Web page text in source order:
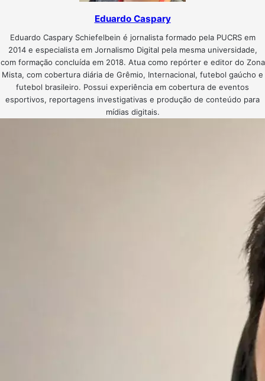
Eduardo Caspary
Eduardo Caspary Schiefelbein é jornalista formado pela PUCRS em
2014 e especialista em Jornalismo Digital pela mesma universidade,
com formação concluída em 2018. Atua como repórter e editor do Zona
Mista, com cobertura diária de Grêmio, Internacional, futebol gaúcho e
futebol brasileiro. Possui experiência em cobertura de eventos
esportivos, reportagens investigativas e produção de conteúdo para
mídias digitais.